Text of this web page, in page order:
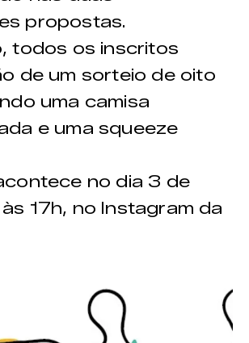
propostas.
todos os inscritos
de um sorteio de oito
uma camisa
e uma squeeze
no dia 3 de
17h, no Instagram da